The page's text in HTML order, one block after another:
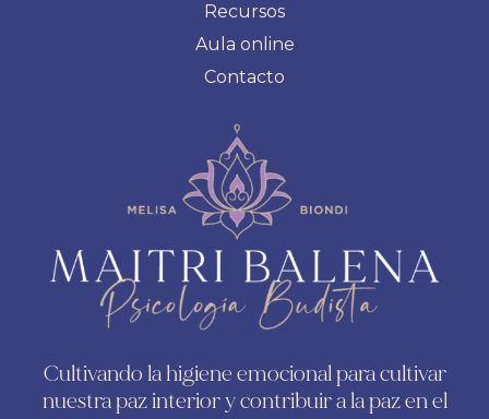
Recursos
Aula online
Contacto
Cultivando la higiene emocional para cultivar
nuestra paz interior y contribuir a la paz en el